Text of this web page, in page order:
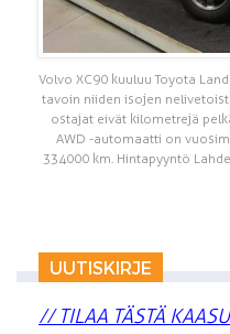
Volvo XC90 kuuluu Toyota
tavoin niiden isojen
ostajat eivät kilometrejä
AWD -automaatti on
334 000 km. Hintapyyntö
UUTISKIRJE
// TILAA TÄSTÄ